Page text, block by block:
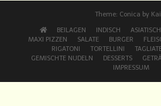
Theme: Conica by
BEILAGEN INDISCH ASIATISCH
MAXI PIZZEN
SALATE BURGER
RIGATONI
TORTELLINI
GEMISCHTE NUDELN
DESSERTS
IMPRESSUM